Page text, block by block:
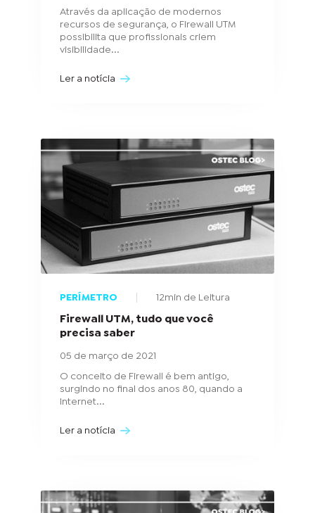
Através da aplicação de modernos
recursos de segurança, o Firewall UTM
possibilita que profissionais criem
visibilidade...
Ler a notícia
PERÍMETRO 12min de Leitura
Firewall UTM, tudo que você
precisa saber
05 de março de 2021
O conceito de Firewall é bem antigo,
surgindo no final dos anos 80, quando a
Internet...
Ler a notícia